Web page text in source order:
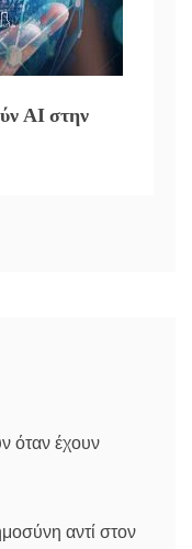
ΑΙ στην
όταν έχουν
αντί στον